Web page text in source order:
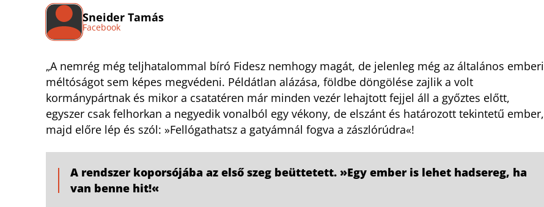
Sneider Tamás
Facebook
„A nemrég még teljhatalommal bíró Fidesz nemhogy magát, de jelenleg még az általános emberi
méltóságot sem képes megvédeni. Példátlan alázása, földbe döngölése zajlik a volt
kormánypártnak és mikor a csatatéren már minden vezér lehajtott fejjel áll a győztes előtt,
egyszer csak felhorkan a negyedik vonalból egy vékony, de elszánt és határozott tekintetű ember,
majd előre lép és szól: »Fellógathatsz a gatyámnál fogva a zászlórúdra«!
A rendszer koporsójába az első szeg beüttetett. »Egy ember is lehet hadsereg, ha
van benne hit!«